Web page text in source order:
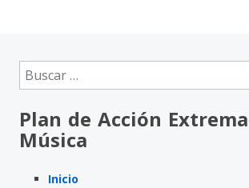
Buscar:
Plan de Acción
Música
Inicio